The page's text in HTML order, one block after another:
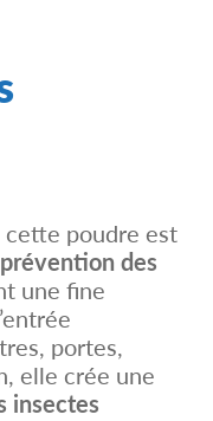
poudre est
prévention des
une fine
portes,
elle crée une
insectes